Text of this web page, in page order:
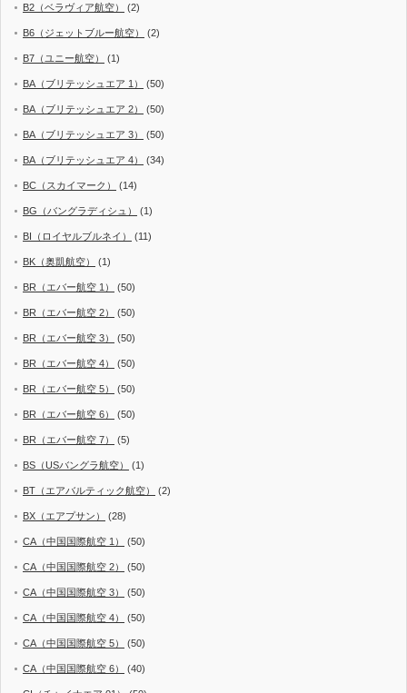
B2（ベラヴィア航空） (2)
B6（ジェットブルー航空） (2)
B7（ユニー航空） (1)
BA（ブリテッシュエア 1） (50)
BA（ブリテッシュエア 2） (50)
BA（ブリテッシュエア 3） (50)
BA（ブリテッシュエア 4） (34)
BC（スカイマーク） (14)
BG（バングラディシュ） (1)
BI（ロイヤルブルネイ） (11)
BK（奥凱航空） (1)
BR（エバー航空 1） (50)
BR（エバー航空 2） (50)
BR（エバー航空 3） (50)
BR（エバー航空 4） (50)
BR（エバー航空 5） (50)
BR（エバー航空 6） (50)
BR（エバー航空 7） (5)
BS（USバングラ航空） (1)
BT（エアバルティック航空） (2)
BX（エアプサン） (28)
CA（中国国際航空 1） (50)
CA（中国国際航空 2） (50)
CA（中国国際航空 3） (50)
CA（中国国際航空 4） (50)
CA（中国国際航空 5） (50)
CA（中国国際航空 6） (40)